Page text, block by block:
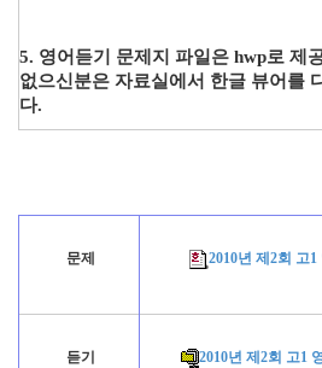
5. 영어듣기 문제지 파일은 hwp로 제
없으신분은 자료실에서 한글 뷰어를
다.
문제 2010년 제2회 고
듣기 2010년 제2회 고1